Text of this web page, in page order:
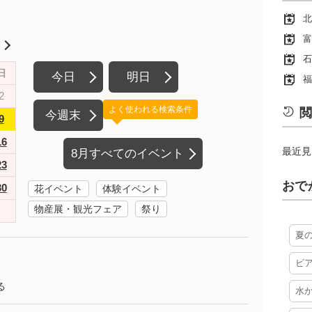
今日 明日
今週末
8月すべてのイベント
よく使われる検索条件
花イベント
体験イベント
物産展・観光フェア
祭り
最近
おで
夏
ビ
水